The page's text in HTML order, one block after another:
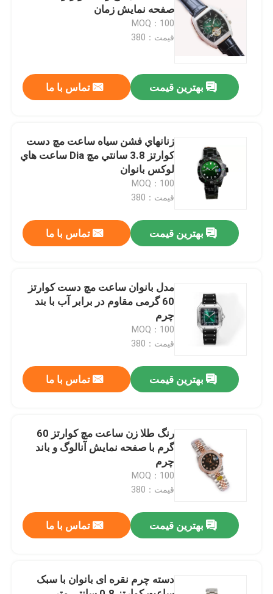
خونه
تور کارخانه
با ما تماس بگیرید
درخواست نقل قول
ساعت مچی مردانه کوارتز
صفحه نمایش زمان
MOQ：100
قیمت：380
بهترین قیمت تماس با ما
زنانهاي فشن سياه ساعت مچ دست
کوارتز 3.8 سانتي مچ Dia ساعت هاي
لوکس بانوان
MOQ：100
قیمت：380
بهترین قیمت تماس با ما
مدل بانوان ساعت مچ دست کوارتز
60 گرمی مقاوم در برابر آب با بند
چرم
MOQ：100
قیمت：380
بهترین قیمت تماس با ما
رنگ طلا زن ساعت مچ کوارتز 60
گرم با صفحه نمایش آنالوگ و باند
چرم
MOQ：100
قیمت：380
بهترین قیمت تماس با ما
دسته چرم نقره ای بانوان با سبک